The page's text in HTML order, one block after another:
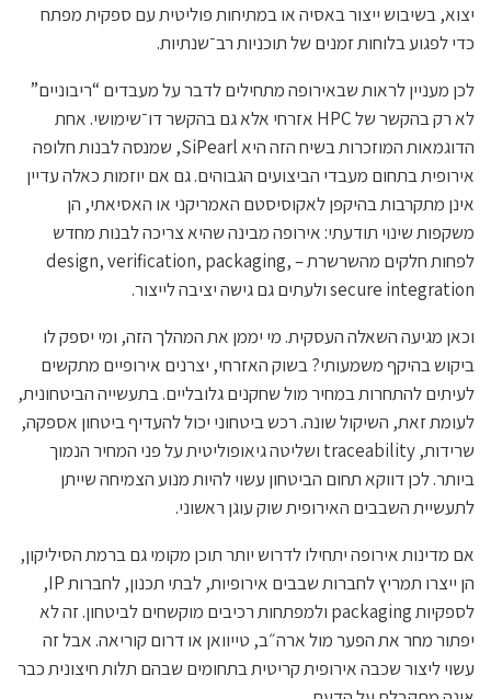
יצוא, בשיבוש ייצור באסיה או במתיחות פוליטית עם ספקית מפתח
כדי לפגוע בלוחות זמנים של תוכניות רב־שנתיות.
לכן מעניין לראות שבאירופה מתחילים לדבר על מעבדים “ריבוניים”
לא רק בהקשר של HPC אזרחי אלא גם בהקשר דו־שימושי. אחת
הדוגמאות המוזכרות בשיח הזה היא SiPearl, שמנסה לבנות חלופה
אירופית בתחום מעבדי הביצועים הגבוהים. גם אם יוזמות כאלה עדיין
אינן מתקרבות בהיקפן לאקוסיסטם האמריקני או האסיאתי, הן
משקפות שינוי תודעתי: אירופה מבינה שהיא צריכה לבנות מחדש
לפחות חלקים מהשרשרת – design, verification, packaging,
secure integration ולעתים גם גישה יציבה לייצור.
וכאן מגיעה השאלה העסקית. מי יממן את המהלך הזה, ומי יספק לו
ביקוש בהיקף משמעותי? בשוק האזרחי, יצרנים אירופיים מתקשים
לעיתים להתחרות במחיר מול שחקנים גלובליים. בתעשייה הביטחונית,
לעומת זאת, השיקול שונה. רכש ביטחוני יכול להעדיף ביטחון אספקה,
שרידות, traceability ושליטה גיאופוליטית על פני המחיר הנמוך
ביותר. לכן דווקא תחום הביטחון עשוי להיות מנוע הצמיחה שייתן
לתעשיית השבבים האירופית שוק עוגן ראשוני.
אם מדינות אירופה יתחילו לדרוש יותר תוכן מקומי גם ברמת הסיליקון,
הן ייצרו תמריץ לחברות שבבים אירופיות, לבתי תכנון, לחברות IP,
לספקיות packaging ולמפתחות רכיבים מוקשחים לביטחון. זה לא
יפתור מחר את הפער מול ארה״ב, טייוואן או דרום קוריאה. אבל זה
עשוי ליצור שכבה אירופית קריטית בתחומים שבהם תלות חיצונית כבר